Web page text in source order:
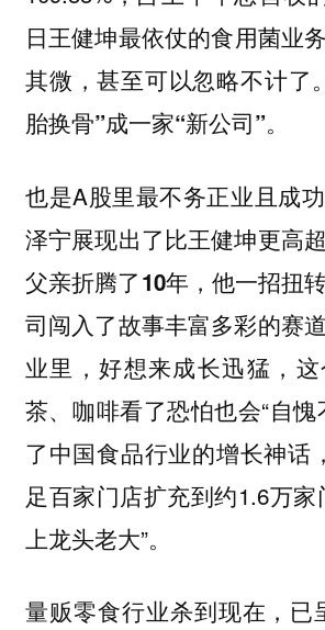
日王健坤最依仗的‌食用菌业
其微，甚至可以忽略不计了
胎换骨”成一家“新公司”。
也是A股里最不务正业且成
泽宁展现出了比王健坤更高
父亲折腾了10年，他一招扭
司闯入了故事丰富多彩的赛
业里，好想来成长迅猛，
茶、咖啡看了恐怕也会“自愧
了中国食品行业的增长神话
足百家门店扩充到约1.6万家
上龙头老大”。
量贩零食行业杀到现在，已